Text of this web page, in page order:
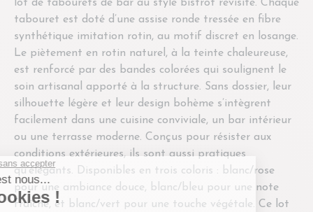
lot de tabourets de bar au style bistrot revisité. Chaque
tabouret est doté d’une assise ronde tressée en fibre
synthétique imitation rotin, au motif discret en losange.
Le piètement en rotin naturel, à la teinte chaleureuse,
est renforcé par des bandes colorées qui soulignent le
soin artisanal apporté à la structure. Sans dossier, leur
silhouette légère et leur design bohème s’intègrent
facilement dans une cuisine conviviale, un bar intérieur
ou une terrasse moderne. Conçus pour résister aux
conditions extérieures, ils sont aussi pratiques
qu’élégants. Disponibles en trois coloris : blanc/rose
pour une ambiance douce, blanc/bleu pour une note
fraîche, et blanc/vert pour une touche végétale. Ce lot